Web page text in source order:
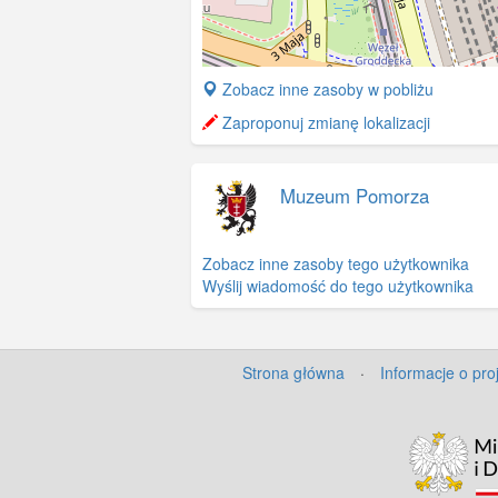
+
−
Zobacz inne zasoby w pobliżu
Zaproponuj zmianę lokalizacji
Muzeum Pomorza
Zobacz inne zasoby tego użytkownika
Wyślij wiadomość do tego użytkownika
Strona główna · Informacje o